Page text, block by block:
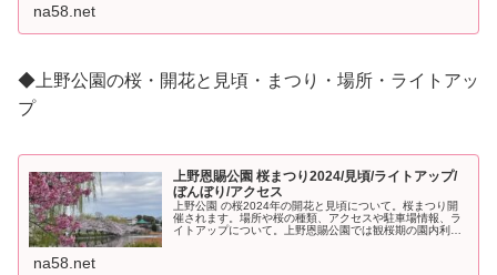
na58.net
◆上野公園の桜・開花と見頃・まつり・場所・ライトアッ
プ
上野恩賜公園 桜まつり2024/見頃/ライトアップ/
ぼんぼり/アクセス
上野公園 の桜2024年の開花と見頃について。桜まつり開
催されます。場所や桜の種類、アクセスや駐車場情報、ラ
イトアップについて。上野恩賜公園では観桜期の園内利用
na58.net